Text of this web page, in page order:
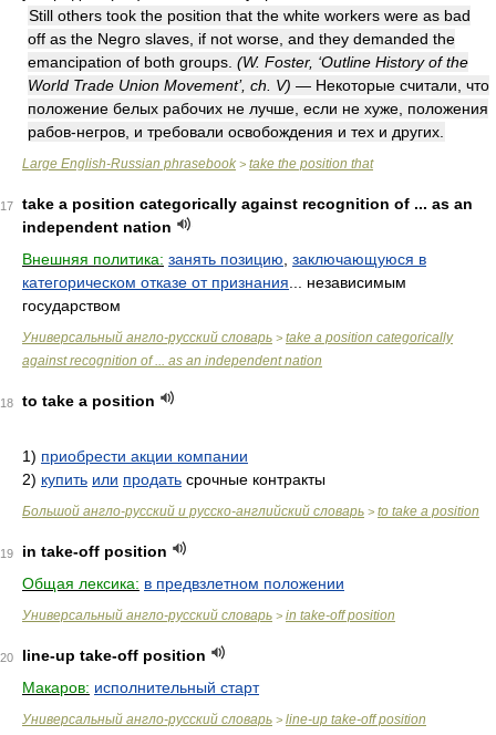
Still others took the position that the white workers were as bad
off as the Negro slaves, if not worse, and they demanded the
emancipation of both groups. (W. Foster, ‘Outline History of the
World Trade Union Movement’, ch. V) — Некоторые считали, что
положение белых рабочих не лучше, если не хуже, положения
рабов-негров, и требовали освобождения и тех и других.
Large English-Russian phrasebook > take the position that
17
take a position categorically against recognition of ... as an
independent nation
Внешняя политика: занять позицию заключающуюся в
категорическом отказе от признания ... независимым
государством
Универсальный англо-русский словарь > take a position categorically
against recognition of ... as an independent nation
18 to take a position
1) приобрести акции компании
2) купить или продать срочные контракты
Большой англо-русский и русско-английский словарь > to take a position
19
in take-off position
Общая лексика: в предвзлетном положении
Универсальный англо-русский словарь > in take-off position
20
line-up take-off position
Макаров: исполнительный старт
Универсальный англо-русский словарь > line-up take-off position